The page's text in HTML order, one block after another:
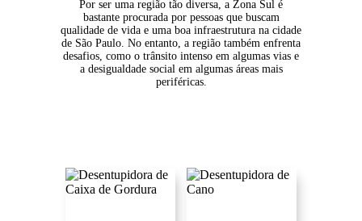
Por ser uma região tão diversa, a Zona Sul é
bastante procurada por pessoas que buscam
qualidade de vida e uma boa infraestrutura na cidade
de São Paulo. No entanto, a região também enfrenta
desafios, como o trânsito intenso em algumas vias e
a desigualdade social em algumas áreas mais
periféricas.